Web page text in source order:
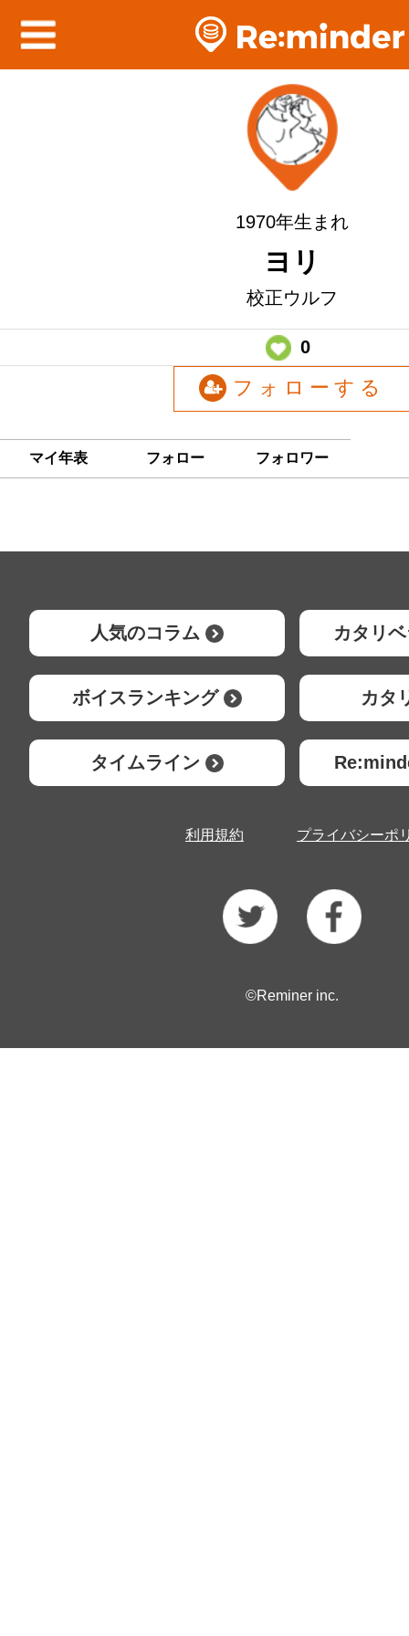
1970年生まれ
ヨリ
校正ウルフ
0
フォローする
マイ年表 フォロー フォロワー
人気のコラム カタリ
ボイスランキング カタ
タイムライン
利用規約 プライバシーポ
©Reminer inc.